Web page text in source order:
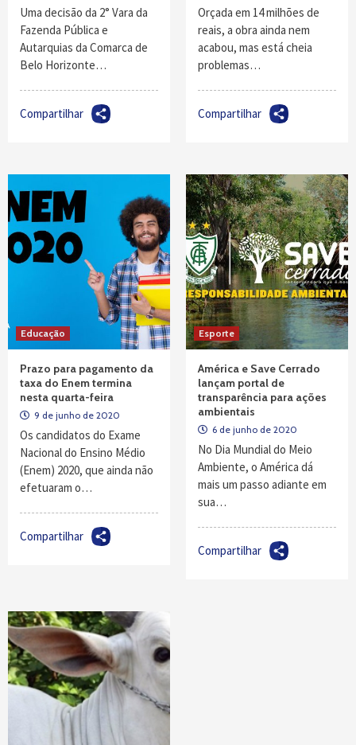
Uma decisão da 2° Vara da
Fazenda Pública e
Autarquias da Comarca de
Belo Horizonte…
Compartilhar
Orçada em 14 milhões de
reais, a obra ainda nem
acabou, mas está cheia
problemas…
Compartilhar
Educação
Prazo para pagamento da
taxa do Enem termina
nesta quarta-feira
9 de junho de 2020
Os candidatos do Exame
Nacional do Ensino Médio
(Enem) 2020, que ainda não
efetuaram o…
Compartilhar
Esporte
América e Save Cerrado
lançam portal de
transparência para ações
ambientais
6 de junho de 2020
No Dia Mundial do Meio
Ambiente, o América dá
mais um passo adiante em
sua…
Compartilhar